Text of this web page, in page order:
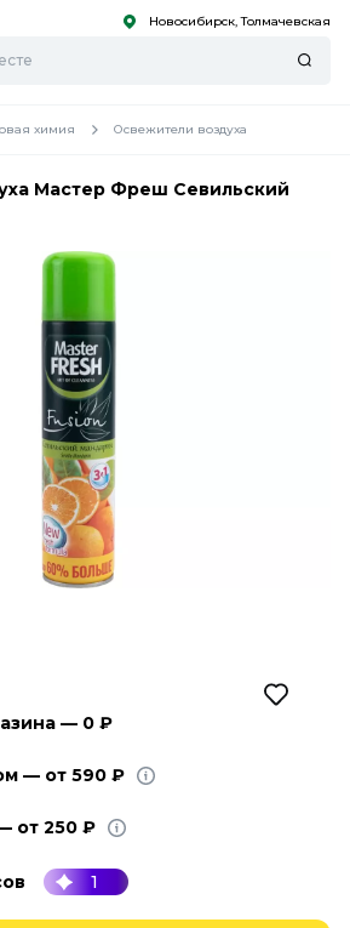
оро Новосибирск, Толмачевская
химия Освежители воздуха
Мастер Фреш Севильский
— 0 ₽
— от 590 ₽
от 250 ₽
1